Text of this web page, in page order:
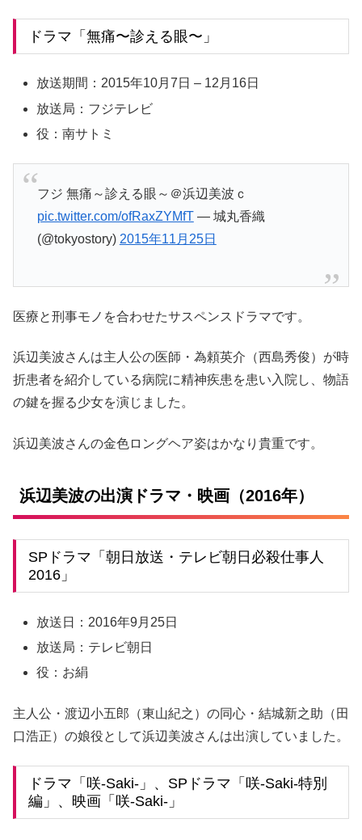
ドラマ「無痛〜診える眼〜」
放送期間： 2015年10月7日 – 12月16日
放送局：フジテレビ
役：南サトミ
フジ 無痛～診える眼～＠浜辺美波ｃ
pic.twitter.com/ofRaxZYMfT— 城丸香織
(@tokyostory) 2015年11月25日
医療と刑事モノを合わせたサスペンスドラマです。
浜辺美波さんは主人公の医師・為頼英介（西島秀俊）が時
折患者を紹介している病院に精神疾患を患い入院し、物語
の鍵を握る少女を演じました。
浜辺美波さんの金色ロングヘア姿はかなり貴重です。
浜辺美波の出演ドラマ・映画（2016年）
SPドラマ「朝日放送・テレビ朝日必殺仕事人
2016」
放送日：2016年9月25日
放送局：テレビ朝日
役：お絹
主人公・渡辺小五郎（東山紀之）の同心・結城新之助（田
口浩正）の娘役として浜辺美波さんは出演していました。
ドラマ「咲-Saki-」、SPドラマ「咲-Saki-特別
編」、映画「咲-Saki-」